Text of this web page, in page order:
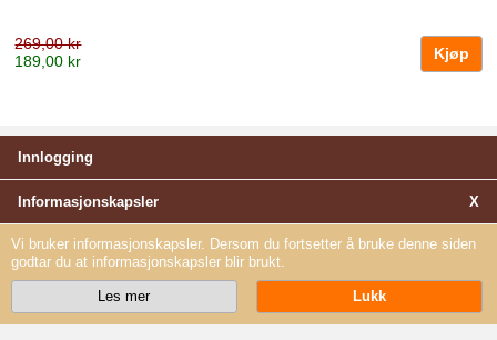
269,00 kr
189,00 kr
Innlogging
Informasjonskapsler X
Vi bruker informasjonskapsler. Dersom du fortsetter å bruke denne siden
godtar du at informasjonskapsler blir brukt.